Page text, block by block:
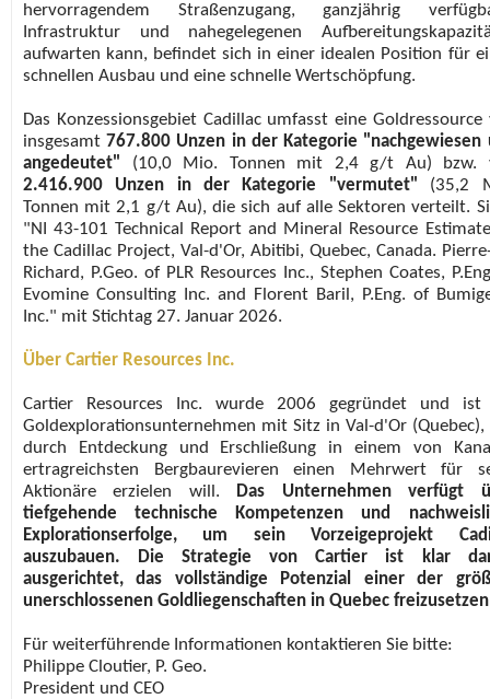
hervorragendem Straßenzugang, ganzjährig
Infrastruktur und nahegelegenen
aufwarten kann, befindet sich in einer idealen Position für
schnellen Ausbau und eine schnelle Wertschöpfung.
Das Konzessionsgebiet Cadillac umfasst eine Goldressource
insgesamt767.800 Unzen in der Kategorie "nachgewiesen
angedeutet" (10,0 Mio. Tonnen mit 2,4 g/t Au) bzw.
2.416.900 Unzen in der Kategorie "vermutet" (35,2
Tonnen mit 2,1 g/t Au), die sich auf alle Sektoren verteilt.
"NI 43-101 Technical Report and Mineral Resource
the Cadillac Project, Val-d'Or, Abitibi, Quebec, Canada.
Richard, P.Geo. of PLR Resources Inc., Stephen Coates,
Evomine Consulting Inc. and Florent Baril, P.Eng. of
Inc." mit Stichtag 27. Januar 2026.
Über Cartier Resources Inc.
Cartier Resources Inc. wurde 2006 gegründet und ist
Goldexplorationsunternehmen mit Sitz in Val-d'Or (Quebec),
durch Entdeckung und Erschließung in einem von
ertragreichsten Bergbaurevieren einen Mehrwert für
Aktionäre erzielen will.
Das Unternehmen verfügt
tiefgehende technische Kompetenzen und
Explorationserfolge, um sein Vorzeigeprojekt
auszubauen. Die Strategie von Cartier ist klar
ausgerichtet, das vollständige Potenzial einer der
unerschlossenen Goldliegenschaften in Quebec
Für weiterführende Informationen kontaktieren Sie bitte:
Philippe Cloutier, P. Geo.
President und CEO